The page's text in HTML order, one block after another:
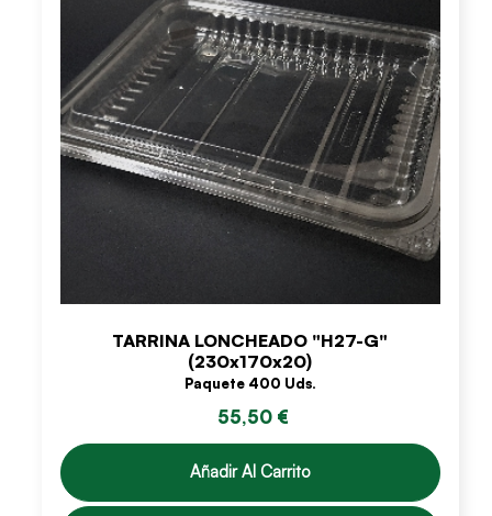
TARRINA LONCHEADO "H27-G"
(230x170x20)
Paquete 400 Uds.
55,50 €
Añadir Al Carrito